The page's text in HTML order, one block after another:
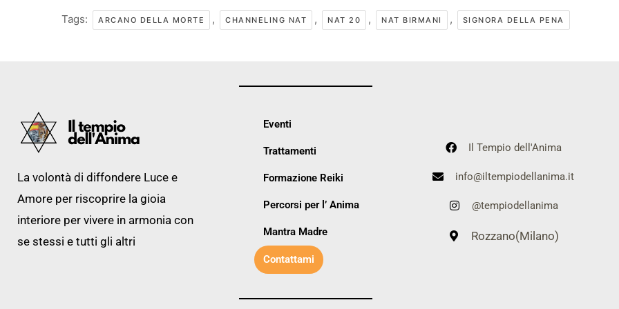
Tags: ARCANO DELLA MORTE , CHANNELING NAT , NAT 20 , NAT BIRMANI , SIGNORA DELLA PENA
La volontà di diffondere Luce e
Amore per riscoprire la gioia
interiore per vivere in armonia con
se stessi e tutti gli altri
Eventi
Trattamenti
Formazione Reiki
Percorsi per l’ Anima
Mantra Madre
Contattami
Il Tempio dell'Anima
info@iltempiodellanima.it
@tempiodellanima
Rozzano(Milano)